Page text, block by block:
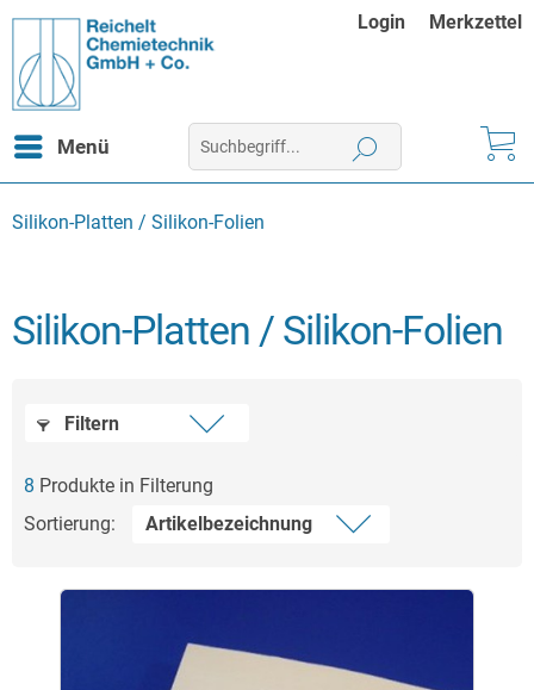
Login Merkzettel
Menü
Silikon-Platten / Silikon-Folien
Silikon-Platten / Silikon-Folien
Filtern
8 Produkte in Filterung
Sortierung: